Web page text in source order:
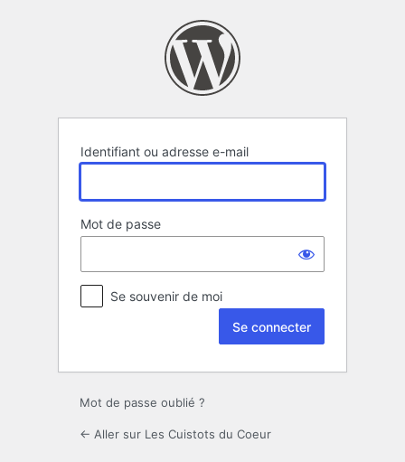
Identifiant ou adresse e-mail
Mot de passe
Se souvenir de moi
Mot de passe oublié ?
← Aller sur Les Cuistots du Coeur